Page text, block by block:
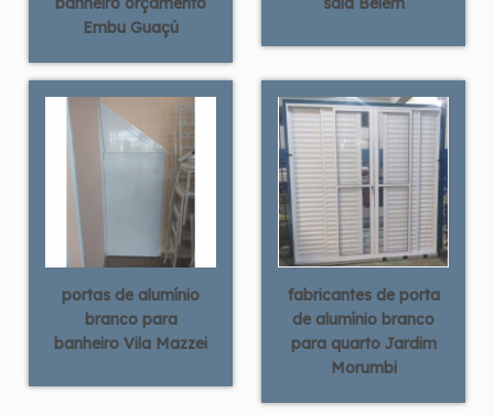
Embu Guaçú
portas de alumínio
branco para
banheiro Vila Mazzei
fabricantes de porta
de alumínio branco
para quarto Jardim
Morumbi